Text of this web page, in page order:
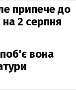
припече до
2 серпня
вона